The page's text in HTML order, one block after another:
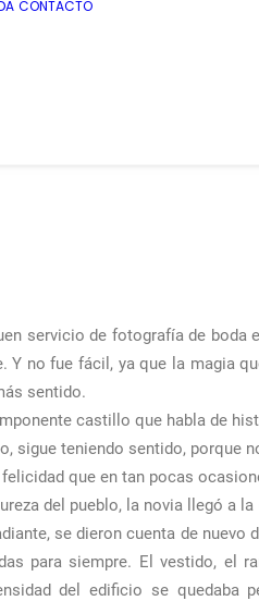
CONTACTO
servicio de fotografía de boda
Y no fue fácil, ya que la magia
sentido.
castillo que habla de
sigue teniendo sentido, porque
que en tan pocas
del pueblo, la novia llegó a
se dieron cuenta de nuevo
para siempre. El vestido, el
del edificio se quedaba